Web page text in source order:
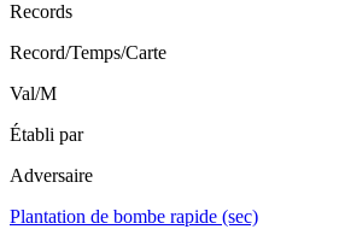
Records
Record/Temps/Carte
Val/M
Établi par
Adversaire
Plantation de bombe rapide (sec)